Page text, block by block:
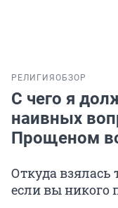
РЕЛИГИЯ ОБЗОР
С чего я
наивных
Прощеном
Откуда взялась
если вы никого